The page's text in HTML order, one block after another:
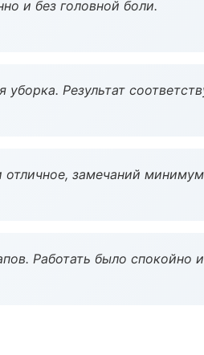
и без головной боли.
Результат
замечаний
Работать было спокойно